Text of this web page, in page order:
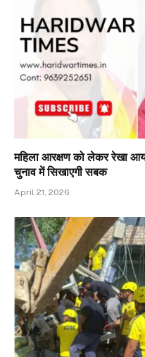
महिला आरक्षण को लेकर रेखा
चुनाव में सिखाएगी सबक
April 21, 2026